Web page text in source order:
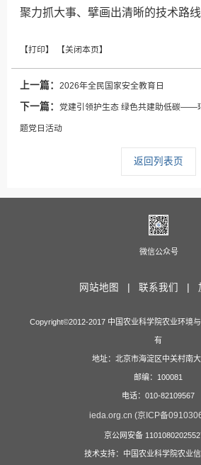
聚力抓大事、擘画出清晰的技术路线
上一篇：2026年全民国家安全教育日
下一篇：党建引领护生态 绿色共建助低碳——
题党日活动
返回列表页
微信公众号
网站地图 | 联系我们 |
Copyright©2012-2017 中国农业科学院农业环境
有
地址：北京市海淀区中关村南
邮编：100081
电话：010-82109567
ieda.org.cn (京ICP备
京公网安备
技术支持：中国农业科学院农业